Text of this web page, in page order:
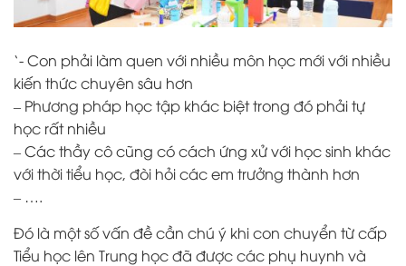
‘- Con phải làm quen với nhiều môn học mới với nhiều
kiến thức chuyên sâu hơn
– Phương pháp học tập khác biệt trong đó phải tự
học rất nhiều
– Các thầy cô cũng có cách ứng xử với học sinh khác
với thời tiểu học, đòi hỏi các em trưởng thành hơn
– ….
Đó là một số vấn đề cần chú ý khi con chuyển từ cấp
Tiểu học lên Trung học đã được các phụ huynh và